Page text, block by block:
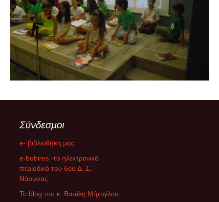
Σύνδεσμοι
e- βιβλιοθήκη μας
e-bobires -το ηλεκτρονικό
περιοδικό του 6ου Δ. Σ.
Νάουσας
To blog του κ. Βασίλη Μήτογλου